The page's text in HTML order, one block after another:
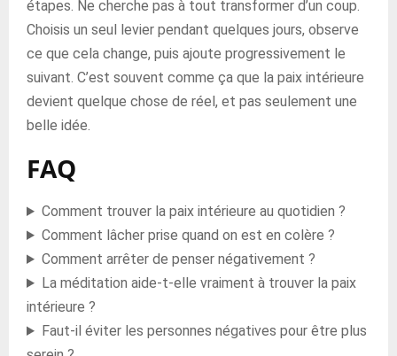
étapes. Ne cherche pas à tout transformer d’un coup.
Choisis un seul levier pendant quelques jours, observe
ce que cela change, puis ajoute progressivement le
suivant. C’est souvent comme ça que la paix intérieure
devient quelque chose de réel, et pas seulement une
belle idée.
FAQ
Comment trouver la paix intérieure au quotidien ?
Comment lâcher prise quand on est en colère ?
Comment arrêter de penser négativement ?
La méditation aide-t-elle vraiment à trouver la paix
intérieure ?
Faut-il éviter les personnes négatives pour être plus